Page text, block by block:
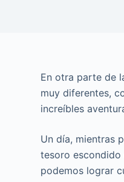
En otra parte de
muy diferentes,
increíbles
Un día, mientras
tesoro escondido
podemos lograr